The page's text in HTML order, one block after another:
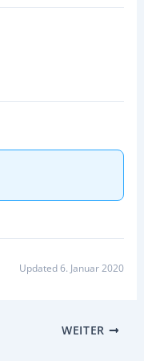
Updated 6. Januar 2020
WEITER